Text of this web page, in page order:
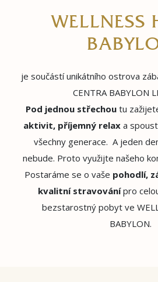
WELLNESS
je součástí unikátního ostrova
CENTRA BABYLON
Pod jednou střechou tu
aktivit, příjemný relax a
všechny generace. A jeden
nebude. Proto využijte našeho
Postaráme se o vaše pohodlí,
kvalitní stravovánípro
bezstarostný pobyt ve
BABYLON.